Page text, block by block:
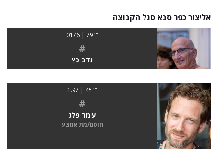
אליצור כפר סבא סגל הקבוצה
בן 79 | 0176
#
נדב כץ
בן 45 | 1.97
#
עומר פלג
חוסם/מת אמצע